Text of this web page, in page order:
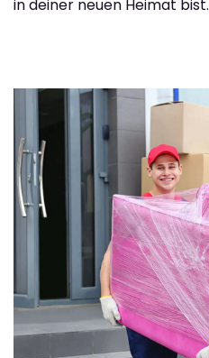
in deiner neuen Heimat bist.